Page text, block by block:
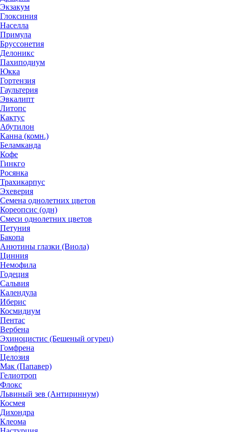
Экзакум
Глоксиния
Населла
Примула
Бруссонетия
Делоникс
Пахиподиум
Юкка
Гортензия
Гаультерия
Эвкалипт
Литопс
Кактус
Абутилон
Канна (комн.)
Беламканда
Кофе
Гинкго
Росянка
Трахикарпус
Эхеверия
Семена однолетних цветов
Кореопсис (одн)
Смеси однолетних цветов
Петуния
Бакопа
Анютины глазки (Виола)
Цинния
Немофила
Годеция
Сальвия
Календула
Иберис
Космидиум
Пентас
Вербена
Эхиноцистис (Бешеный огурец)
Гомфрена
Целозия
Мак (Папавер)
Гелиотроп
Флокс
Львиный зев (Антириннум)
Космея
Дихондра
Клеома